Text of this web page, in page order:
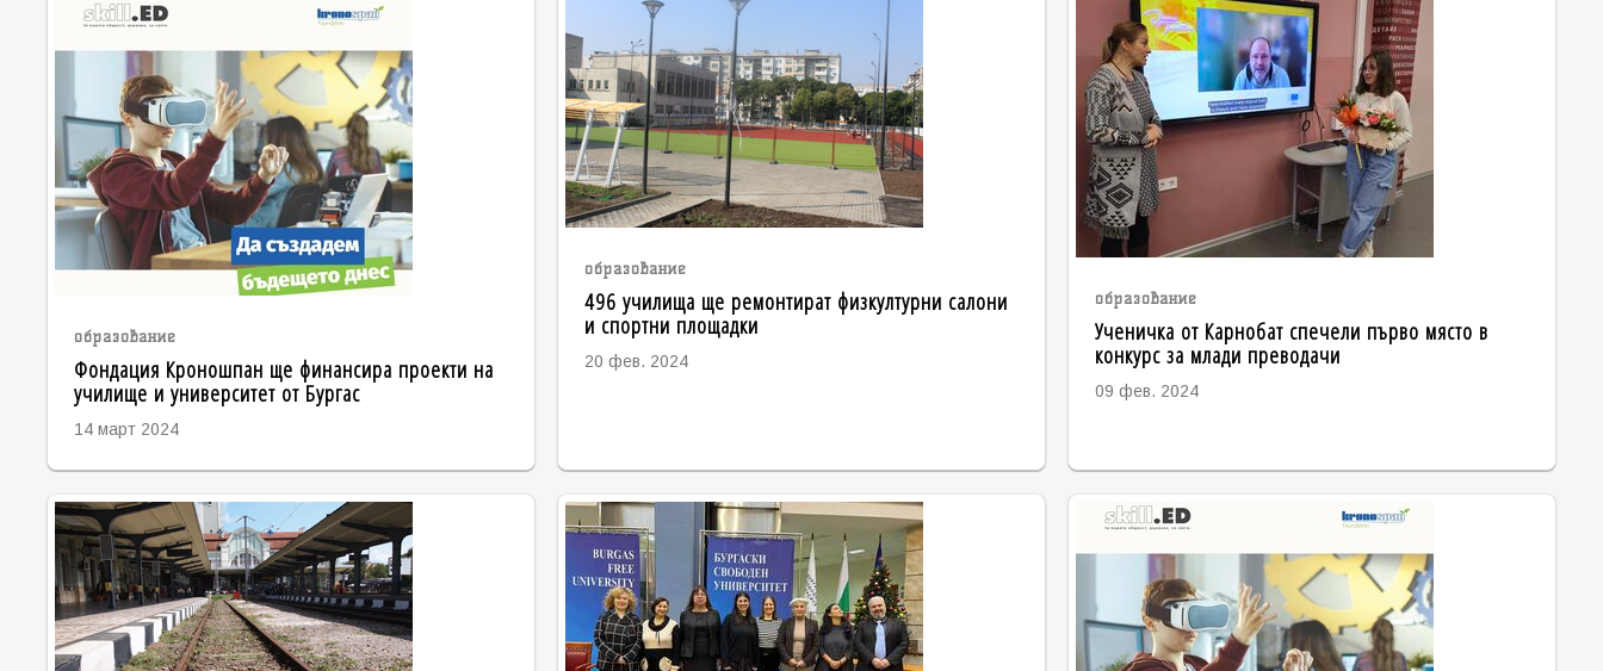
образование
Фондация Кроношпан ще финансира проекти на
училище и университет от Бургас
14 март 2024
образование
496 училища ще ремонтират физкултурни салони
и спортни площадки
20 фев. 2024
образование
Ученичка от Карнобат спечели първо място в
конкурс за млади преводачи
09 фев. 2024